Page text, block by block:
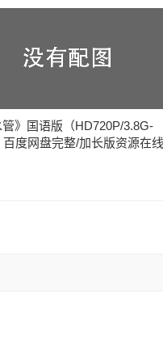
管》国语版（HD720P/3.8G-
百度网盘完整/加长版资源在